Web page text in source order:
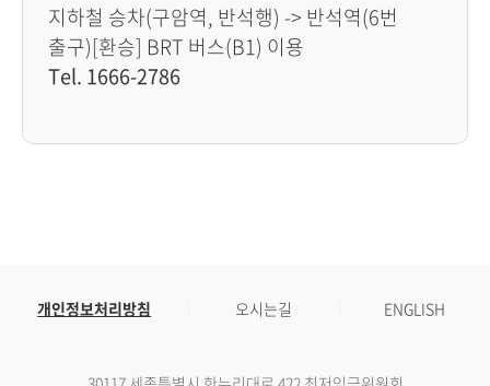
지하철 승차(구암역, 반석행) -> 반석역(6번
출구)[환승] BRT 버스(B1) 이용
Tel. 1666-2786
개인정보처리방침 오시는길 ENGLISH